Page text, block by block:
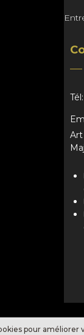
Tél:
Art
pour améliorer